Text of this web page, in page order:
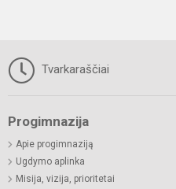
Tvarkaraščiai
Progimnazija
Apie progimnaziją
Ugdymo aplinka
Misija, vizija, prioritetai